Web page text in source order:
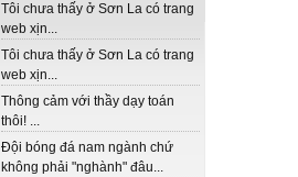
Tôi chưa thấy ở Sơn La có trang
web xịn...
Tôi chưa thấy ở Sơn La có trang
web xịn...
Thông cảm với thầy dạy toán
thôi! ...
Đội bóng đá nam ngành chứ
không phải "nghành" đâu...